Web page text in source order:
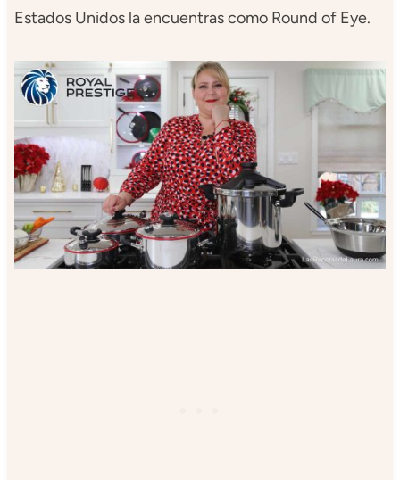
Estados Unidos la encuentras como Round of Eye.